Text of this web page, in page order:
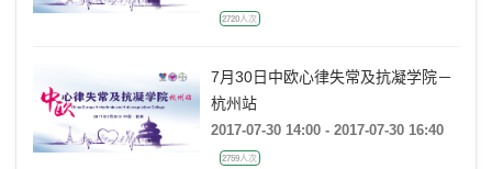
2720人次
7月30日中欧心律失常及抗凝学院－
杭州站
2017-07-30 14:00 - 2017-07-30 16:40
2759人次